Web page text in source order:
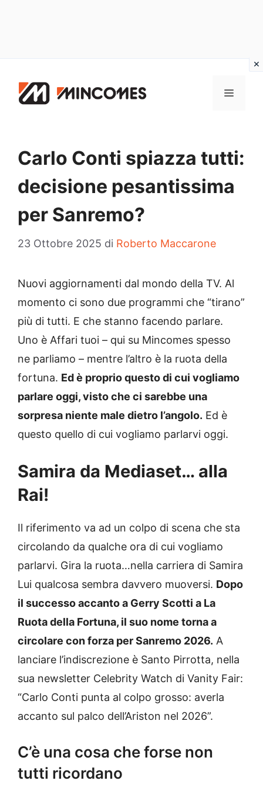
contenuto
MENU
Carlo Conti spiazza tutti:
decisione pesantissima
per Sanremo?
23 Ottobre 2025 di Roberto Maccarone
Nuovi aggiornamenti dal mondo della TV. Al
momento ci sono due programmi che “tirano”
più di tutti. E che stanno facendo parlare.
Uno è Affari tuoi – qui su Mincomes spesso
ne parliamo – mentre l’altro è la ruota della
fortuna. Ed è proprio questo di cui vogliamo
parlare oggi, visto che ci sarebbe una
sorpresa niente male dietro l’angolo. Ed è
questo quello di cui vogliamo parlarvi oggi.
Samira da Mediaset… alla
Rai!
Il riferimento va ad un colpo di scena che sta
circolando da qualche ora di cui vogliamo
parlarvi. Gira la ruota…nella carriera di Samira
Lui qualcosa sembra davvero muoversi. Dopo
il successo accanto a Gerry Scotti a La
Ruota della Fortuna, il suo nome torna a
circolare con forza per Sanremo 2026. A
lanciare l’indiscrezione è Santo Pirrotta, nella
sua newsletter Celebrity Watch di Vanity Fair:
“Carlo Conti punta al colpo grosso: averla
accanto sul palco dell’Ariston nel 2026”.
C’è una cosa che forse non
tutti ricordano